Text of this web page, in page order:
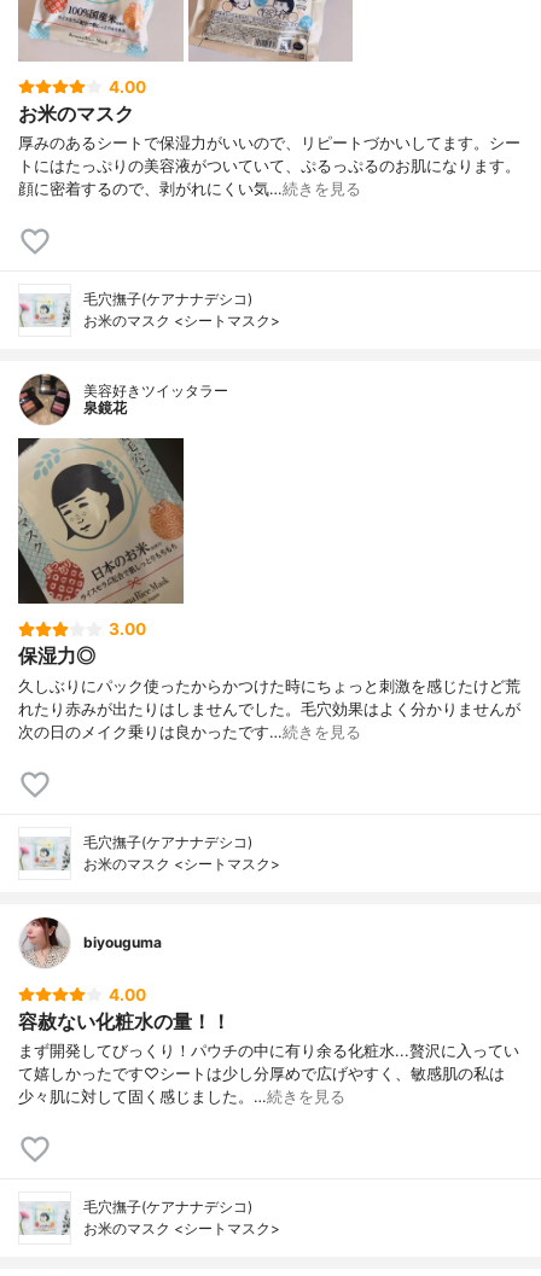
4.00
お米のマスク
厚みのあるシートで保湿力がいいので、リピートづかいしてます。シー
トにはたっぷりの美容液がついていて、ぷるっぷるのお肌になります。
顔に密着するので、剥がれにくい気…続きを見る
毛穴撫子(ケアナナデシコ)
お米のマスク <シートマスク>
美容好きツイッタラー
泉鏡花
3.00
保湿力◎
久しぶりにパック使ったからかつけた時にちょっと刺激を感じたけど荒
れたり赤みが出たりはしませんでした。毛穴効果はよく分かりませんが
次の日のメイク乗りは良かったです…続きを見る
毛穴撫子(ケアナナデシコ)
お米のマスク <シートマスク>
biyouguma
4.00
容赦ない化粧水の量！！
まず開発してびっくり！パウチの中に有り余る化粧水...贅沢に入ってい
て嬉しかったです♡シートは少し分厚めで広げやすく、敏感肌の私は
少々肌に対して固く感じました。…続きを見る
毛穴撫子(ケアナナデシコ)
お米のマスク <シートマスク>